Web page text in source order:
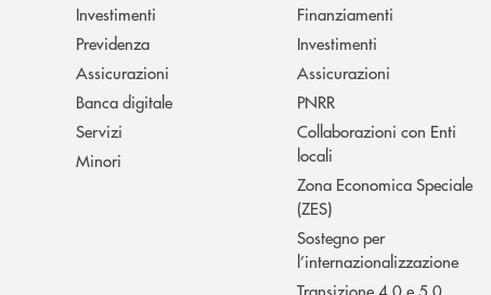
Investimenti
Previdenza
Assicurazioni
Banca digitale
Servizi
Minori
Finanziamenti
Investimenti
Assicurazioni
PNRR
Collaborazioni con Enti
locali
Zona Economica Speciale
(ZES)
Sostegno per
l’internazionalizzazione
Transizione 4.0 e 5.0